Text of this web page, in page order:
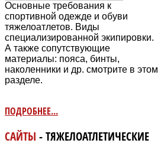
Основные требования к
спортивной одежде и обуви
тяжелоатлетов. Виды
специализированной экипировки.
А также сопутствующие
материалы: пояса, бинты,
наколенники и др. смотрите в этом
разделе.
ПОДРОБНЕЕ...
САЙТЫ - ТЯЖЕЛОАТЛЕТИЧЕСКИЕ